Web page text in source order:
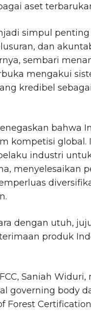
aset
simpul
dan
sembari
mengakui
kredibel
bahwa
kompetisi global.
industri
menyelesaikan
dengan utuh,
produk
Saniah Widuri,
governing body
Forest